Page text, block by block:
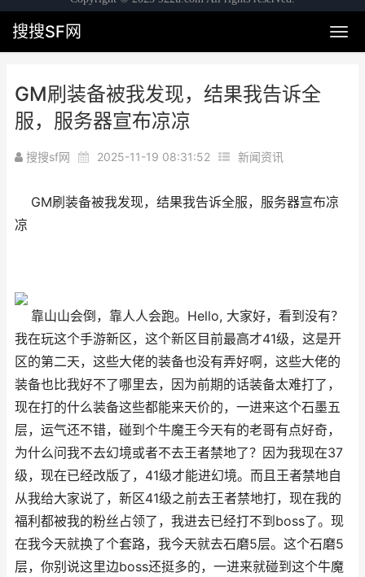
搜搜SF网
GM刷装备被我发现，结果我告诉全
服，服务器宣布凉凉
搜搜sf网 2025-11-19 08:31:52 新闻资讯
GM刷装备被我发现，结果我告诉全服，服务器宣布凉
凉
靠山山会倒，靠人人会跑。Hello, 大家好，看到没有？
我在玩这个手游新区，这个新区目前最高才41级，这是开
区的第二天，这些大佬的装备也没有弄好啊，这些大佬的
装备也比我好不了哪里去，因为前期的话装备太难打了，
现在打的什么装备这些都能来天价的，一进来这个石墨五
层，运气还不错，碰到个牛魔王今天有的老哥有点好奇，
为什么问我不去幻境或者不去王者禁地了？因为我现在37
级，现在已经改版了，41级才能进幻境。而且王者禁地自
从我给大家说了，新区41级之前去王者禁地打，现在我的
福利都被我的粉丝占领了，我进去已经打不到boss了。现
在我今天就换了个套路，我今天就去石磨5层。这个石磨5
层，你别说这里边boss还挺多的，一进来就碰到这个牛魔